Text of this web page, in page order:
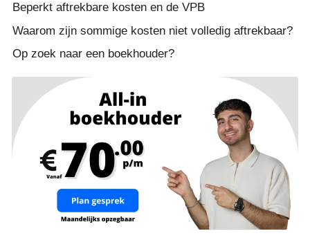
Beperkt aftrekbare kosten en de VPB
Waarom zijn sommige kosten niet volledig aftrekbaar?
Op zoek naar een boekhouder?